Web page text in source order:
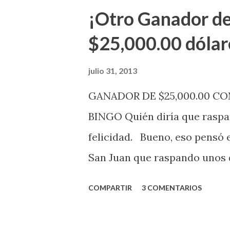
indicó López. Sobre el
mismo se continuará
jugadores podrán conocer
de la página electrónica de
¡Otro Ganador
$25,000.00
julio 31, 2013
GANADOR DE $25,000.00
BINGO Quién diría que
felicidad. Bueno, eso pensó
San Juan que raspando
COMPARTIR 3 COMENTARIOS